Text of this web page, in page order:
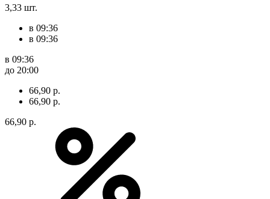
3,33 шт.
в 09:36
в 09:36
в 09:36
до 20:00
66,90 р.
66,90 р.
66,90 р.